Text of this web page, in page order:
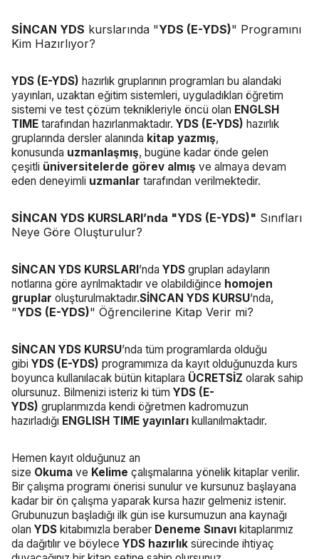
SİNCAN YDS kurslarında "YDS (E-YDS)" Programını
Kim Hazırlıyor?
YDS (E-YDS) hazırlık gruplarının programları bu alandaki
yayınları, uzaktan eğitim sistemleri, uyguladıkları öğretim
sistemi ve test çözüm teknikleriyle öncü olan ENGLSH
TIME tarafından hazırlanmaktadır. YDS (E-YDS) hazırlık
gruplarında dersler alanında kitap yazmış,
konusunda uzmanlaşmış, bugüne kadar önde gelen
çeşitli üniversitelerde görev almış ve almaya devam
eden deneyimli uzmanlar tarafından verilmektedir.
SİNCAN YDS KURSLARI’nda "YDS (E-YDS)" Sınıfları
Neye Göre Oluşturulur?
SİNCAN YDS KURSLARI’nda YDS grupları adayların
notlarına göre ayrılmaktadır ve olabildiğince homojen
gruplar oluşturulmaktadır.SİNCAN YDS KURSU’nda,
"YDS (E-YDS)" Öğrencilerine Kitap Verir mi?
SİNCAN YDS KURSU’nda tüm programlarda olduğu
gibi YDS (E-YDS) programımıza da kayıt olduğunuzda kurs
boyunca kullanılacak bütün kitaplara ÜCRETSİZ olarak sahip
olursunuz. Bilmenizi isteriz ki tüm YDS (E-
YDS) gruplarımızda kendi öğretmen kadromuzun
hazırladığı ENGLISH TIME yayınları kullanılmaktadır.
Hemen kayıt olduğunuz an
size Okuma ve Kelime çalışmalarına yönelik kitaplar verilir.
Bir çalışma programı önerisi sunulur ve kursunuz başlayana
kadar bir ön çalışma yaparak kursa hazır gelmeniz istenir.
Grubunuzun başladığı ilk gün ise kursumuzun ana kaynağı
olan YDS kitabımızla beraber Deneme Sınavı kitaplarımız
da dağıtılır ve böylece YDS hazırlık sürecinde ihtiyaç